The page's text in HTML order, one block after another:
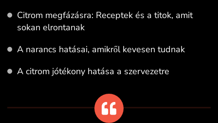
Citrom megfázásra: Receptek és a titok, amit
sokan elrontanak
A narancs hatásai, amikről kevesen tudnak
A citrom jótékony hatása a szervezetre